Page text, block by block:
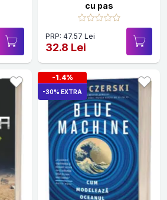
cu pas
PRP: 47.57 Lei
32.8 Lei
-1.4%
-30% EXTRA